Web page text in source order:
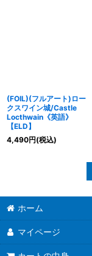
(FOIL)(フルアート)ロー
クスワイン城/Castle
Locthwain《英語》
【ELD】
4,490円(税込)
ホーム
マイページ